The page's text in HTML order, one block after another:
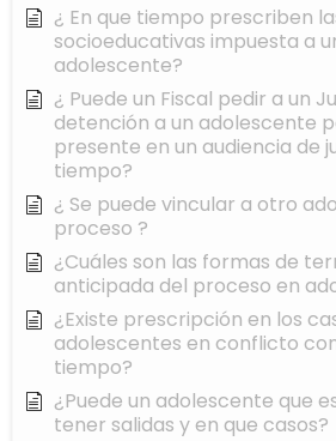
¿ En que tiempo prescriben
socioeducativas impuesta a
adolescente?
¿ Puede un Fiscal pedir a un
detención a un adolescente
presente en un audiencia de
tiempo?
¿ Se puede vincular a otro
proceso ?
¿Cuáles son las formas de
anticipada del proceso en
¿Existe prescripción en los
adolescentes en conflicto
tiempo?
¿Puede un adolescente que
tener salidas y en que casos?